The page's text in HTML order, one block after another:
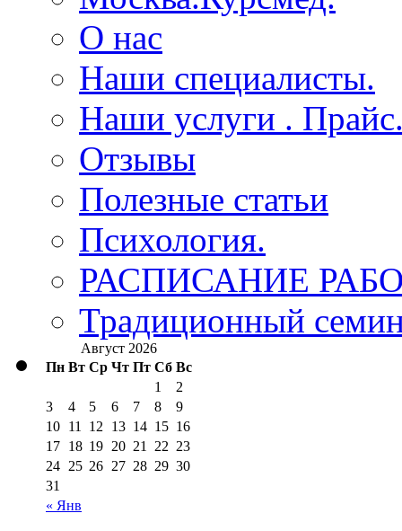
О нас
Наши специалисты.
Наши услуги .
Отзывы
Полезные статьи
Психология.
РАСПИСАНИЕ
Традиционный
Август 2026
Пн Вт Ср Чт Пт Сб Вс
« Янв
1
2
3
4 5 6 7 8
9
10 11 12 13 14 15 16
17 18 19 20 21 22 23
24 25 26 27 28 29 30
31